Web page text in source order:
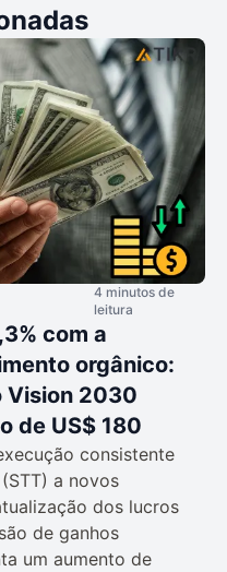
4 minutos de
leitura
com a
orgânico:
Vision 2030
de US$ 180
consistente
a novos
dos lucros
de ganhos
um aumento de